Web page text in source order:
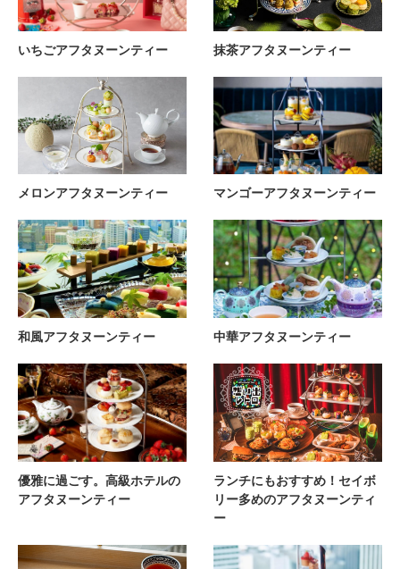
いちごアフタヌーンティー 抹茶アフタヌーンティー
メロンアフタヌーンティー マンゴーアフタヌーンティー
和風アフタヌーンティー 中華アフタヌーンティー
優雅に過ごす。高級ホテルの
アフタヌーンティー
ランチにもおすすめ！セイボ
リー多めのアフタヌーンティ
ー